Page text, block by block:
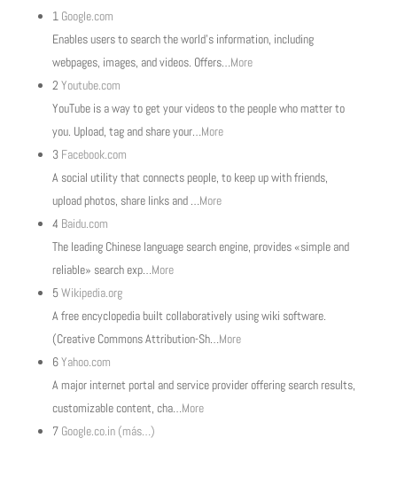
1 Google.com
Enables users to search the world’s information, including
webpages, images, and videos. Offers…More
2 Youtube.com
YouTube is a way to get your videos to the people who matter to
you. Upload, tag and share your…More
3 Facebook.com
A social utility that connects people, to keep up with friends,
upload photos, share links and …More
4 Baidu.com
The leading Chinese language search engine, provides «simple and
reliable» search exp…More
5Wikipedia.org
A free encyclopedia built collaboratively using wiki software.
(Creative Commons Attribution-Sh…More
6Yahoo.com
A major internet portal and service provider offering search results,
customizable content, cha…More
7 Google.co.in (más…)